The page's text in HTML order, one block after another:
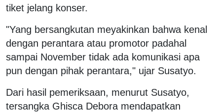
tiket jelang konser.
"Yang bersangkutan meyakinkan bahwa kenal
dengan perantara atau promotor padahal
sampai November tidak ada komunikasi apa
pun dengan pihak perantara," ujar Susatyo.
Dari hasil pemeriksaan, menurut Susatyo,
tersangka Ghisca Debora mendapatkan